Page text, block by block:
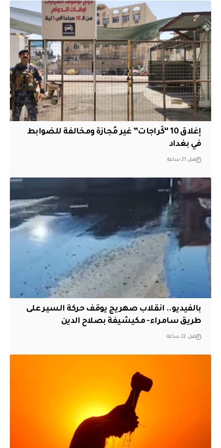
إغلاق 10 “كَراجات” غير مُجازة ومخالفة للضوابط
في بغداد
قبل 21 ساعة
بالفيديو.. انقلاب صهريج يوقف حركة السير على
طريق سامراء- مكيشيفة بصلاح الدين
قبل 22 ساعة